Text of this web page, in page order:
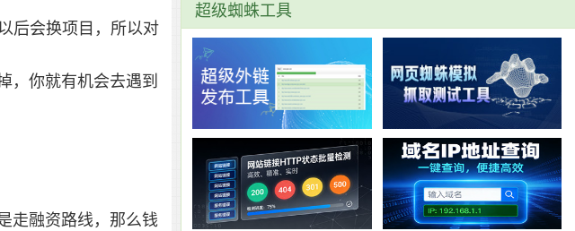
后会换项目，所以对
，你就有机会去遇到
走融资路线，那么钱
超级蜘蛛工具